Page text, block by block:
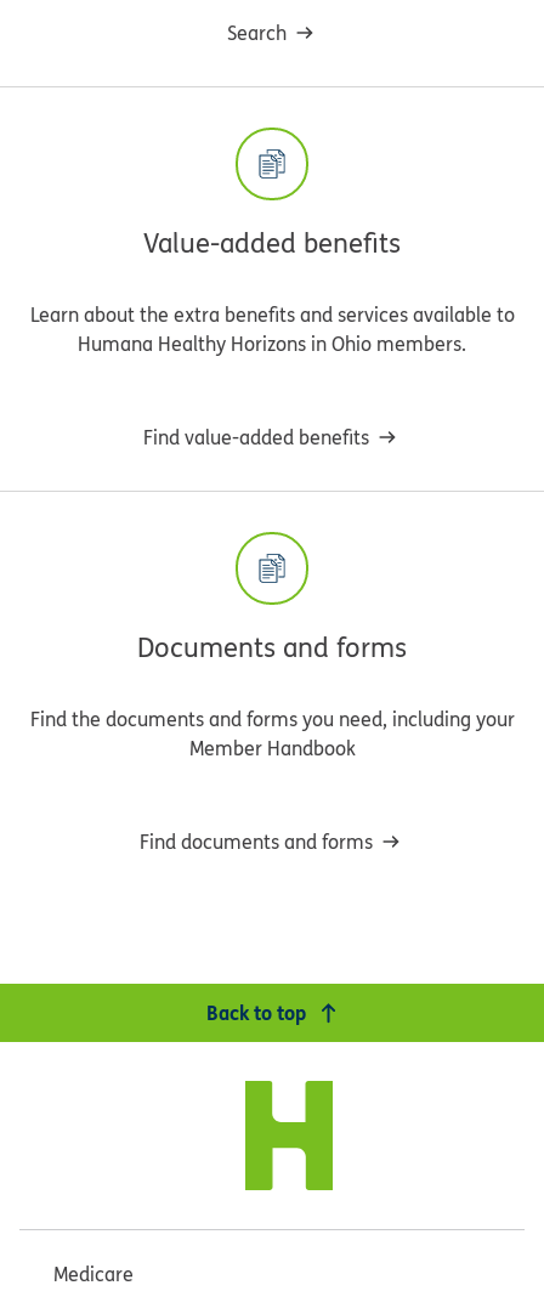
Search
Value-added benefits
Learn about the extra benefits and services available to
Humana Healthy Horizons in Ohio members.
Find value-added benefits
Documents and forms
Find the documents and forms you need, including your
Member Handbook
Find documents and forms
Back to top
Medicare